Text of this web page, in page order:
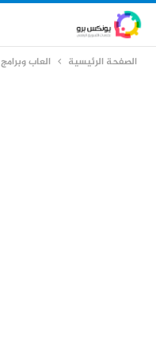
الصفحة الرئيسية العاب وبرامج